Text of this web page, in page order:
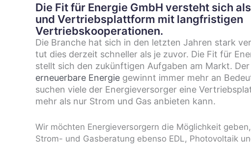
Die Fit für Energie GmbH versteht sich
und Vertriebsplattform mit langfristigen
Vertriebskooperationen.
Die Branche hat sich in den letzten Jahren stark
tut dies derzeit schneller als je zuvor. Die Fit für
stellt sich den zukünftigen Aufgaben am Markt. Der
erneuerbare Energie gewinnt immer mehr an
suchen viele der Energieversorger eine
mehr als nur Strom und Gas anbieten kann.
Wir möchten Energieversorgern die Möglichkeit
Strom- und Gasberatung ebenso EDL, Photovoltaik